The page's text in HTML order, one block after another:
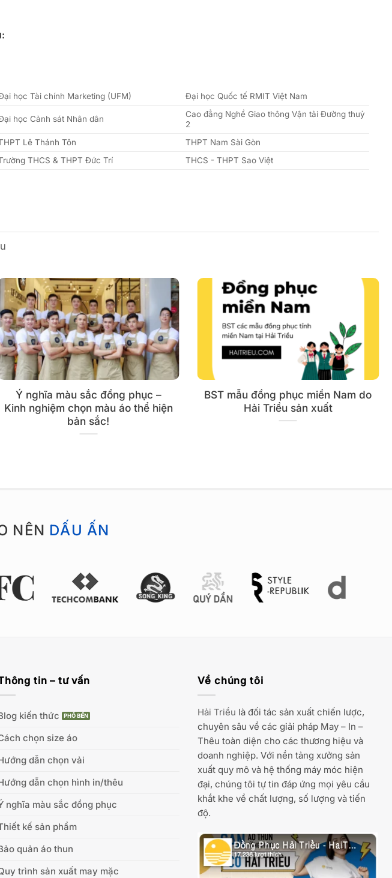
học Tài chính Marketing (UFM) Đại học Quốc tế RMIT Việt Nam
học Cảnh sát Nhân dân
Cao đẳng Nghề Giao thông Vận tải Đường thuỷ
2
Lê Thánh Tôn
THPT Nam Sài Gòn
THCS & THPT Đức Trí THCS - THPT Sao Việt
Ý nghĩa màu sắc đồng phục –
Kinh nghiệm chọn màu áo thể hiện
bản sắc!
BST mẫu đồng phục miền Nam do
Hải Triều sản xuất
NÊN DẤU ẤN
tin – tư vấn
kiến thức
chọn size áo
dẫn chọn vải
dẫn chọn hình in/thêu
nghĩa màu sắc đồng phục
kế sản phẩm
quản áo thun
trình sản xuất may mặc
Về chúng tôi
Hải Triều là đối tác sản xuất chiến lược,
chuyên sâu về các giải pháp May – In –
Thêu toàn diện cho các thương hiệu và
doanh nghiệp. Với nền tảng xưởng sản
xuất quy mô và hệ thống máy móc hiện
đại, chúng tôi tự tin đáp ứng mọi yêu cầu
khắt khe về chất lượng, số lượng và tiến
độ.